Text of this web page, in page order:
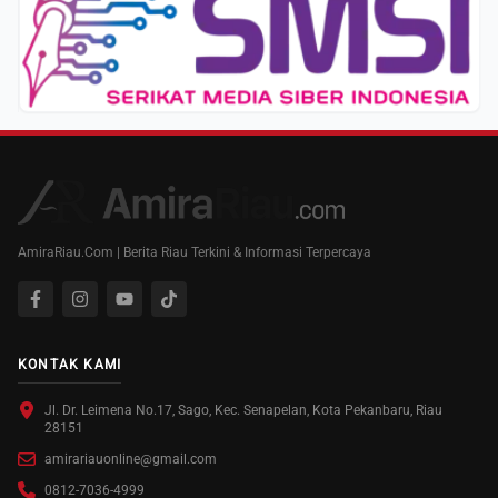
AmiraRiau.Com | Berita Riau Terkini & Informasi Terpercaya
KONTAK KAMI
Jl. Dr. Leimena No.17, Sago, Kec. Senapelan, Kota Pekanbaru, Riau
28151
amirariauonline@gmail.com
0812-7036-4999